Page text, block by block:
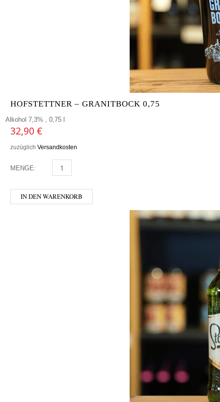
HOFSTETTNER – GRANITBOCK 0,75
Alkohol 7,3% , 0,75 l
32,90 €
zuzüglich Versandkosten
MENGE: HOFSTETTNER - GRANITBOCK 0,75 MENGE
IN DEN WARENKORB